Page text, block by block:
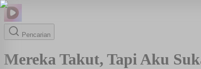
Pencarian
Mereka Takut, Tapi Aku